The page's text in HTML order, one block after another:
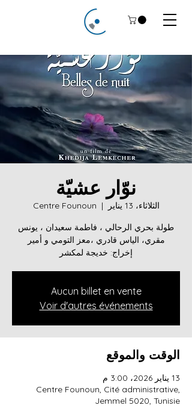
نوّار عشيّة
الثلاثاء، 13 يناير
  |
Centre Founoun
طولة بحري الرحالي ، فاطمة سعيدان ، يونس
إخراج: خديجة لمكشر
Aucun billet en vente
Voir d'autres événements
الوقت والموقع
13 يناير 2026، 3:00 م
Centre Founoun, Cité administrative,
Jemmel 5020, Tunisie